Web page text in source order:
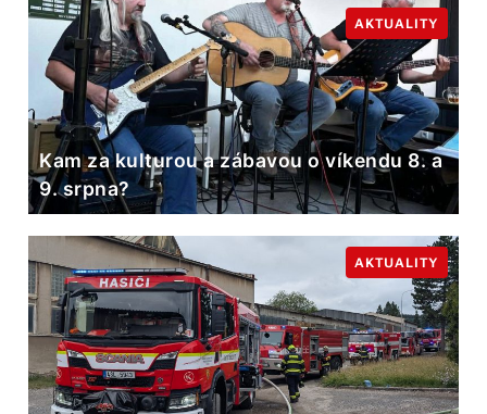
Kam za kulturou a zábavou o víkendu 8. a
9. srpna?
AKTUALITY
AKTUALITY